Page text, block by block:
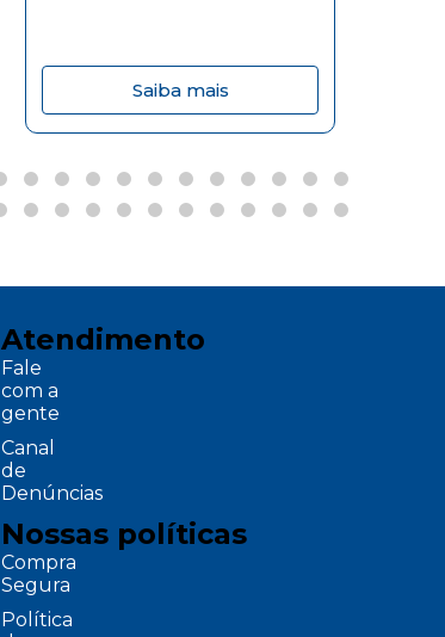
Saiba mais
Atendimento
Fale
com a
gente
Canal
de
Denúncias
Nossas políticas
Compra
Segura
Política